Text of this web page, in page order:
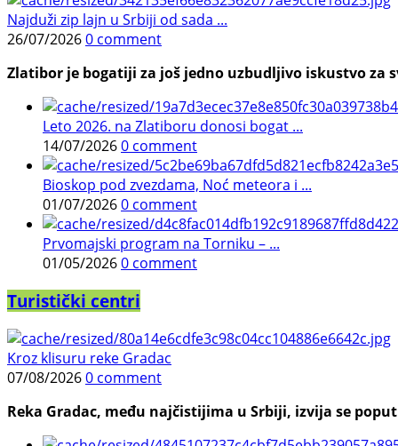
Najduži zip lajn u Srbiji od sada ...
26/07/20260 comment
Zlatibor je bogatiji za još jedno uzbudljivo iskustvo
Leto 2026. na Zlatiboru donosi bogat ...
14/07/20260 comment
Bioskop pod zvezdama, Noć meteora i ...
01/07/20260 comment
Prvomajski program na Torniku – ...
01/05/20260 comment
Turistički centri
Kroz klisuru reke Gradac
07/08/20260 comment
Reka Gradac, među najčistijima u Srbiji, izvija se